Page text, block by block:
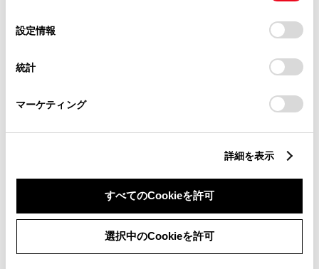
デバイスにすべてのCookie(クッキー)が保存されることに同
意したことになります。Cookie(クッキー)のオプトアウト、
設定の変更、同意を撤回したりするにあたっては、当社の
「Cookie（クッキー）情報の取り扱いについて
」をご覧くだ
設定情報
統計
マーケティング
詳細を表示
すべてのCookieを許可
選択中のCookieを許可
時間が少なくご案内が可能です。
フォームでお問い合わせ
受付：24時間受付